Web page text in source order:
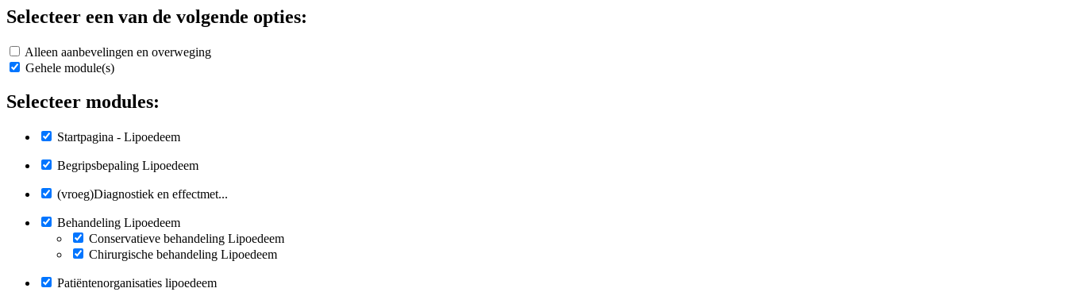
Selecteer een van de volgende opties:
Alleen aanbevelingen en overweging
Gehele module(s)
Selecteer modules:
Startpagina - Lipoedeem
Begripsbepaling Lipoedeem
(vroeg)Diagnostiek en effectmet...
Behandeling Lipoedeem
Conservatieve behandeling Lipoedeem
Chirurgische behandeling Lipoedeem
Patiëntenorganisaties lipoedeem